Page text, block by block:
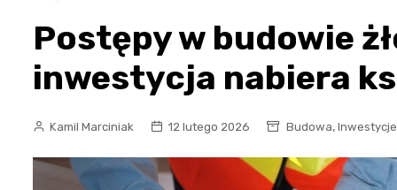
Sport
Postępy w budowie
inwestycja nabiera
Kamil Marciniak 12 lutego 2026 Budowa, Inwestycje